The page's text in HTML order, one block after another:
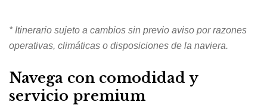
* Itinerario sujeto a cambios sin previo aviso por razones
operativas, climáticas o disposiciones de la naviera.
Navega con comodidad y
servicio premium